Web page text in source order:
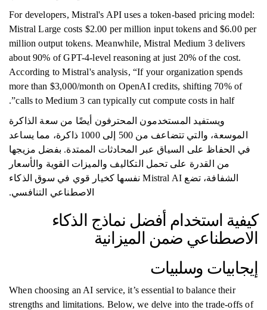
For developers, Mistral's API uses a token-based pricing model:
Mistral Large costs $2.00 per million input tokens and $6.00 per
million output tokens. Meanwhile, Mistral Medium 3 delivers
about 90% of GPT-4-level reasoning at just 20% of the cost.
According to Mistral's analysis, “If your organization spends
more than $3,000/month on OpenAI credits, shifting 70% of
calls to Medium 3 can typically cut compute costs in half”.
ويستفيد المستخدمون المحترفون أيضًا من سعة الذاكرة
الموسعة، والتي تتضاعف من 500 إلى 1000 ذاكرة، مما يساعد
في الحفاظ على السياق عبر المحادثات الممتدة. بفضل مزيجها
من القدرة على تحمل التكاليف والميزات القوية والأسعار
الشفافة، تضع Mistral AI نفسها كخيار قوي في سوق الذكاء
الاصطناعي التنافسي.
كيفية استخدام أفضل نماذج الذكاء
الاصطناعي ضمن الميزانية
إيجابيات وسلبيات
When choosing an AI service, it’s essential to balance their
strengths and limitations. Below, we delve into the trade-offs of